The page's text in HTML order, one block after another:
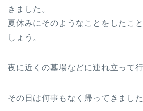
きました。
夏休みにそのようなことをしたこ
しょう。
夜に近くの墓場などに連れ立って
その日は何事もなく帰ってきました